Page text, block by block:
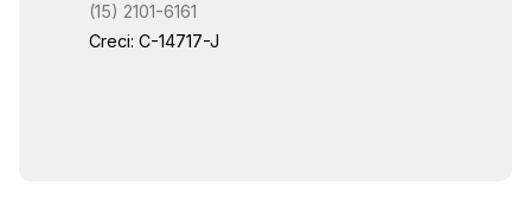
(15) 2101-6161
Creci: C-14717-J